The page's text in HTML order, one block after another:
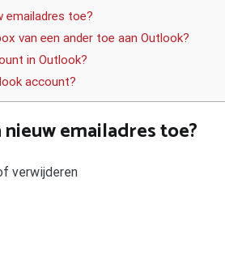
emailadres toe?
van een ander toe aan Outlook?
in Outlook?
account?
emailadres toe?
verwijderen